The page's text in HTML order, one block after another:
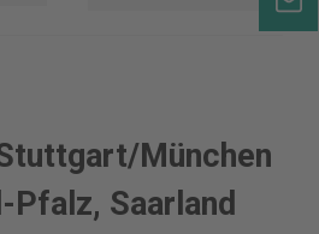
München
Pfalz, Saarland